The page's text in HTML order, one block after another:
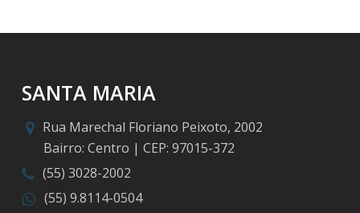
SANTA MARIA
Rua Marechal Floriano Peixoto, 2002
Bairro: Centro | CEP: 97015-372
(55) 3028-2002
(55) 9.8114-0504